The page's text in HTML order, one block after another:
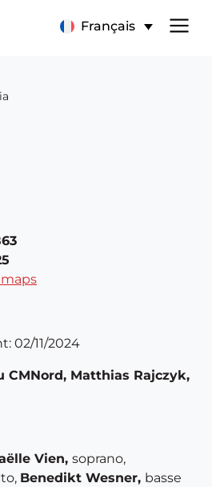
Français
02/11/2024
CMNord, Matthias Rajczyk,
Vien, soprano,
Benedikt Wesner, basse